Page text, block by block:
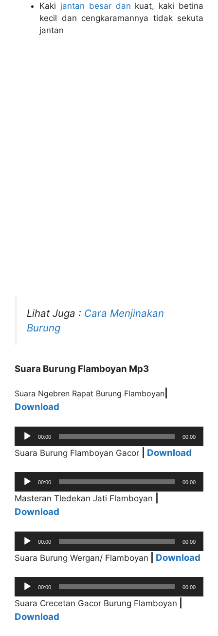
Kaki jantan besar dan kuat, kaki betina
kecil dan cengkaramannya tidak sekuta
jantan
Lihat Juga : Cara Menjinakan
Burung
Suara Burung Flamboyan Mp3
Suara Ngebren Rapat Burung Flamboyan
Download
Audio
Player
00:00 00:00
Suara Burung Flamboyan Gacor Download
Audio
Player
00:00 00:00
Masteran Tledekan Jati Flamboyan
Download
Audio
Player
00:00 00:00
Suara Burung Wergan/ Flamboyan Download
Audio
Player
00:00 00:00
Suara Crecetan Gacor Burung Flamboyan
Download